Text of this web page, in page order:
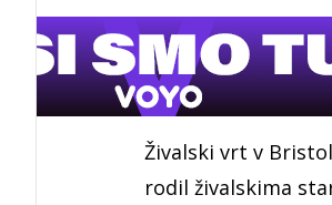
Živalski vrt v
rodil živalskima